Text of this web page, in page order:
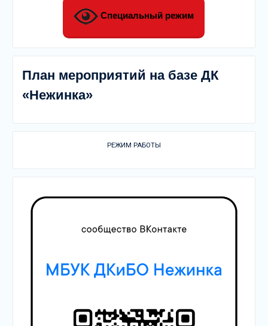
Специальный режим
План мероприятий на базе ДК
«Нежинка»
РЕЖИМ РАБОТЫ